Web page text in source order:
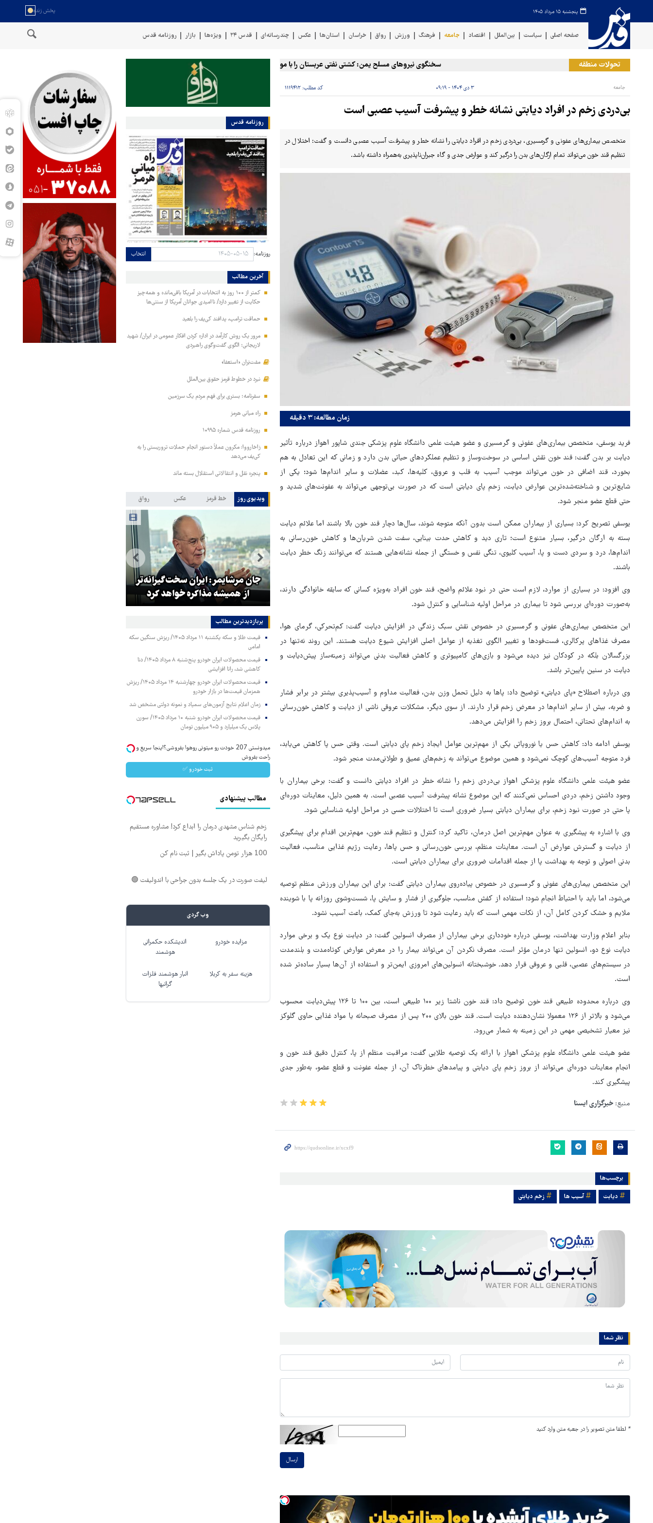
پنجشنبه ۱۵ مرداد ۱۴۰۵
صفحه اصلی سیاست بین‌الملل اقتصاد جامعه فرهنگ ورزش رواق خراسان استان‌ها عکس چندرسانه‌ای قدس ۲۴ ویژه‌ها بازار روزنامه قدس
تحولات منطقه سخنگوی نیروهای مسلح یمن: کشتی نفتی عربستان را با موشک بالستیک هدف قرار دادیم
جامعه ۳ دی ۱۴۰۴ - ۰۹:۱۹ کد مطلب: ۱۱۱۹۴۱۲
بی‌دردی زخم در افراد دیابتی نشانه خطر و پیشرفت آسیب عصبی است
متخصص بیماری‌های عفونی و گرمسیری، بی‌دردی زخم در افراد دیابتی را نشانه خطر و پیشرفت آسیب عصبی دانست و گفت: اختلال در
تنظیم قند خون می‌تواند تمام ارگان‌های بدن را درگیر کند و عوارض جدی و گاه جبران‌ناپذیری به‌همراه داشته باشد.
زمان مطالعه: ۳ دقیقه
فرید یوسفی، متخصص بیماری‌های عفونی و گرمسیری و عضو هیئت علمی دانشگاه علوم پزشکی جندی شاپور اهواز درباره تأثیر
دیابت بر بدن گفت: قند خون نقش اساسی در سوخت‌وساز و تنظیم عملکردهای حیاتی بدن دارد و زمانی که این تعادل به هم
بخورد، قند اضافی در خون می‌تواند موجب آسیب به قلب و عروق، کلیه‌ها، کبد، عضلات و سایر اندام‌ها شود؛ یکی از
شایع‌ترین و شناخته‌شده‌ترین عوارض دیابت، زخم پای دیابتی است که در صورت بی‌توجهی می‌تواند به عفونت‌های شدید و
حتی قطع عضو منجر شود.
یوسفی تصریح کرد: بسیاری از بیماران ممکن است بدون آنکه متوجه شوند، سال‌ها دچار قند خون بالا باشند اما علائم دیابت
بسته به ارگان درگیر، بسیار متنوع است؛ تاری دید و کاهش حدت بینایی، سفت شدن شریان‌ها و کاهش خون‌رسانی به
اندام‌ها، درد و سردی دست و پا، آسیب کلیوی، تنگی نفس و خستگی از جمله نشانه‌هایی هستند که می‌توانند زنگ خطر دیابت
باشند.
وی افزود: در بسیاری از موارد، لازم است حتی در نبود علائم واضح، قند خون افراد به‌ویژه کسانی که سابقه خانوادگی دارند،
به‌صورت دوره‌ای بررسی شود تا بیماری در مراحل اولیه شناسایی و کنترل شود.
این متخصص بیماری‌های عفونی و گرمسیری در خصوص نقش سبک زندگی در افزایش دیابت گفت: کم‌تحرکی، گرمای هوا،
مصرف غذاهای پرکالری، فست‌فودها و تغییر الگوی تغذیه از عوامل اصلی افزایش شیوع دیابت هستند. این روند نه‌تنها در
بزرگسالان بلکه در کودکان نیز دیده می‌شود و بازی‌های کامپیوتری و کاهش فعالیت بدنی می‌تواند زمینه‌ساز پیش‌دیابت و
دیابت در سنین پایین‌تر باشد.
وی درباره اصطلاح «پای دیابتی» توضیح داد: پاها به دلیل تحمل وزن بدن، فعالیت مداوم و آسیب‌پذیری بیشتر در برابر فشار
و ضربه، بیش از سایر اندام‌ها در معرض زخم قرار دارند. از سوی دیگر، مشکلات عروقی ناشی از دیابت و کاهش خون‌رسانی
به اندام‌های تحتانی، احتمال بروز زخم را افزایش می‌دهد.
یوسفی ادامه داد: کاهش حس یا نوروپاتی یکی از مهم‌ترین عوامل ایجاد زخم پای دیابتی است. وقتی حس پا کاهش می‌یابد،
فرد متوجه آسیب‌های کوچک نمی‌شود و همین موضوع می‌تواند به زخم‌های عمیق و طولانی‌مدت منجر شود.
عضو هیئت علمی دانشگاه علوم پزشکی اهواز بی‌دردی زخم را نشانه خطر در افراد دیابتی دانست و گفت: برخی بیماران با
وجود داشتن زخم، دردی احساس نمی‌کنند که این موضوع نشانه پیشرفت آسیب عصبی است. به همین دلیل، معاینات دوره‌ای
پا حتی در صورت نبود زخم، برای بیماران دیابتی بسیار ضروری است تا اختلالات حسی در مراحل اولیه شناسایی شود.
وی با اشاره به پیشگیری به عنوان مهم‌ترین اصل درمان، تاکید کرد: کنترل و تنظیم قند خون، مهم‌ترین اقدام برای پیشگیری
از دیابت و گسترش عوارض آن است. معاینات منظم، بررسی خون‌رسانی و حس پاها، رعایت رژیم غذایی مناسب، فعالیت
بدنی اصولی و توجه به بهداشت پا از جمله اقدامات ضروری برای بیماران دیابتی است.
این متخصص بیماری‌های عفونی و گرمسیری در خصوص پیاده‌روی بیماران دیابتی گفت: برای این بیماران ورزش منظم توصیه
می‌شود، اما باید با احتیاط انجام شود؛ استفاده از کفش مناسب، جلوگیری از فشار و سایش پا، شست‌وشوی روزانه پا با شوینده
ملایم و خشک کردن کامل آن، از نکات مهمی است که باید رعایت شود تا ورزش به‌جای کمک، باعث آسیب نشود.
بنابر اعلام وزارت بهداشت، یوسفی درباره خودداری برخی بیماران از مصرف انسولین گفت: در دیابت نوع یک و برخی موارد
دیابت نوع دو، انسولین تنها درمان مؤثر است. مصرف نکردن آن می‌تواند بیمار را در معرض عوارض کوتاه‌مدت و بلندمدت
در سیستم‌های عصبی، قلبی و عروقی قرار دهد. خوشبختانه انسولین‌های امروزی ایمن‌تر و استفاده از آن‌ها بسیار ساده‌تر شده
است.
وی درباره محدوده طبیعی قند خون توضیح داد: قند خون ناشتا زیر ۱۰۰ طبیعی است، بین ۱۰۰ تا ۱۲۶ پیش‌دیابت محسوب
می‌شود و بالاتر از ۱۲۶ معمولا نشان‌دهنده دیابت است. قند خون بالای ۲۰۰ پس از مصرف صبحانه یا مواد غذایی حاوی گلوکز
نیز معیار تشخیصی مهمی در این زمینه به شمار می‌رود.
عضو هیئت علمی دانشگاه علوم پزشکی اهواز با ارائه یک توصیه طلایی گفت: مراقبت منظم از پا، کنترل دقیق قند خون و
انجام معاینات دوره‌ای می‌تواند از بروز زخم پای دیابتی و پیامدهای خطرناک آن، از جمله عفونت و قطع عضو، به‌طور جدی
پیشگیری کند.
منبع: خبرگزاری ایسنا
برچسب‌ها
دیابت آسیب ها زخم دیابتی
نظر شما
* لطفا متن تصویر را در جعبه متن وارد کنید
ارسال
روزنامه قدس
روزنامه: انتخاب
آخرین مطالب
کمتر از ۱۰۰ روز به انتخابات در آمریکا باقی‌مانده و همه‌چیز
حکایت از تغییر دارد/ ناامیدی جوانان آمریکا از سنتی‌ها
حماقت ترامپ، پدافند کی‌یف را بلعید
مرور یک روش کارآمد در اداره کردن افکار عمومی در ایران/ شهید
لاریجانی؛ الگوی گفت‌وگوی راهبردی
مفت‌بَران «استعفا»
نبرد در خطوط قرمز حقوق بین‌الملل
سفرنامه؛ بستری برای فهم مردم یک سرزمین
راه میانی هرمز
روزنامه قدس شماره ۱۰۹۹۵
زاخارووا: مکرون عملاً دستور انجام حملات تروریستی را به
کی‌یف می‌دهد
پنجره‌ نقل و انتقالاتی استقلال بسته ماند
ویدیوی روز خط قرمز عکس رواق
اربعین امسال
در برابر زائران است
جان مرشایمر: ایران سخت‌گیرانه‌تر
از همیشه مذاکره خواهد کرد
پربازدیدترین‌ مطالب
قیمت طلا و سکه یکشنبه ۱۱ مرداد ۱۴۰۵/ ریزش سنگین سکه
امامی
قیمت محصولات ایران خودرو پنج‌شنبه ۸ مرداد ۱۴۰۵/ دنا
کاهشی شد، رانا افزایشی
قیمت محصولات ایران خودرو چهارشنبه ۱۴ مرداد ۱۴۰۵/ ریزش
همزمان قیمت‌ها در بازار خودرو
زمان اعلام نتایج آزمون‌های سمپاد و نمونه دولتی مشخص شد
قیمت محصولات ایران خودرو شنبه ۱۰ مرداد ۱۴۰۵/ سورن
پلاس یک میلیارد و ۹۰۵ میلیون تومان
میدونستی 207 خودت رو میتونی روهوا بفروشی؟اینجا سریع و
راحت بفروش
ثبت خودرو ✅
مطالب پیشنهادی
زخم شناس مشهدی درمان را ابداع کرد! مشاوره مستقیم
رایگان بگیرید
100 هزار تومن پاداش بگیر | ثبت نام کن
لیفت صورت در یک جلسه بدون جراحی با اندولیفت 🟢
وب گردی
مزایده خودرو
اندیشکده حکمرانی
هوشمند
هزینه سفر به کربلا
انبار هوشمند فلزات
گرانبها